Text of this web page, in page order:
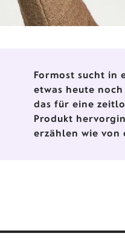
Formost sucht in
etwas heute
das für eine
Produkt
erzählen wie von